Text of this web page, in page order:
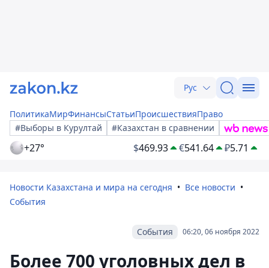
Рус
ПолитикаМирФинансыСтатьиПроисшествияПраво
#Выборы в Курултай
#Казахстан в сравнении
+27° $469.93 €541.64 ₽5.71
Новости Казахстана и мира на сегодня
Все новости
События
06:20, 06 ноября 2022
События
Более 700 уголовных дел в